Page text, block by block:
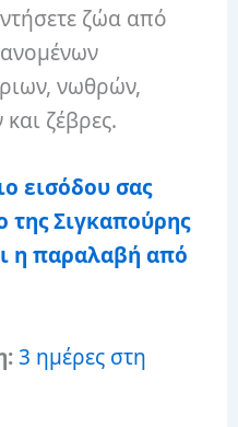
ζώα από
νωθρών,
ζέβρες.
εισόδου σας
της Σιγκαπούρης
η παραλαβή από
3 ημέρες στη